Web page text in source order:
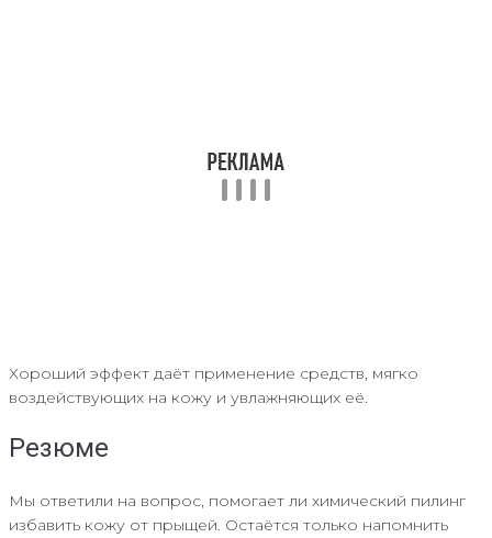
Хороший эффект даёт применение средств, мягко
воздействующих на кожу и увлажняющих её.
Резюме
Мы ответили на вопрос, помогает ли химический пилинг
избавить кожу от прыщей. Остаётся только напомнить